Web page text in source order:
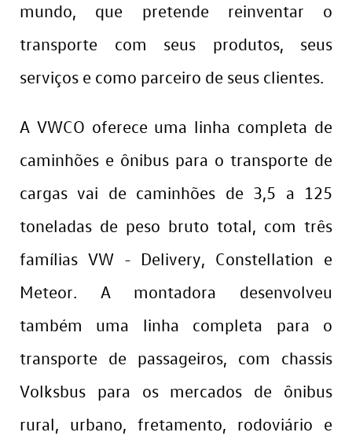
mundo, que pretende reinventar o
transporte com seus produtos, seus
serviços e como parceiro de seus clientes.
A VWCO oferece uma linha completa de
caminhões e ônibus para o transporte de
cargas vai de caminhões de 3,5 a 125
toneladas de peso bruto total, com três
famílias VW - Delivery, Constellation e
Meteor. A montadora desenvolveu
também uma linha completa para o
transporte de passageiros, com chassis
Volksbus para os mercados de ônibus
rural, urbano, fretamento, rodoviário e